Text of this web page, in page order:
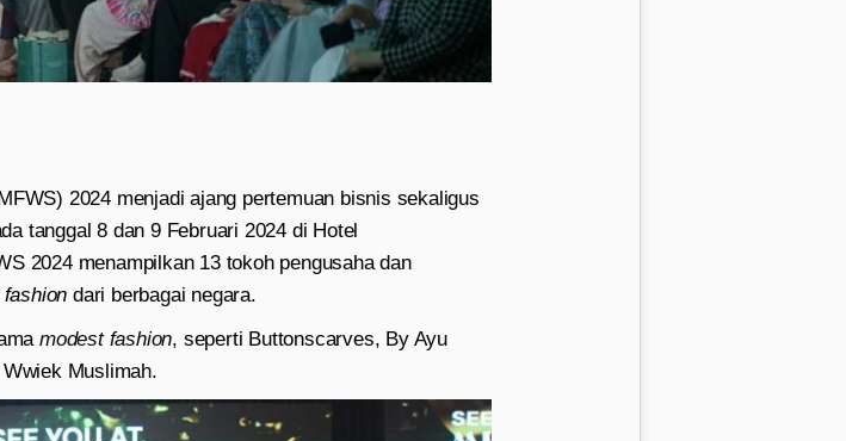
2024 menjadi ajang pertemuan bisnis sekaligus
tanggal 8 dan 9 Februari 2024 di Hotel
2024 menampilkan 13 tokoh pengusaha dan
dari berbagai negara.
modest fashion, seperti Buttonscarves, By Ayu
Muslimah.